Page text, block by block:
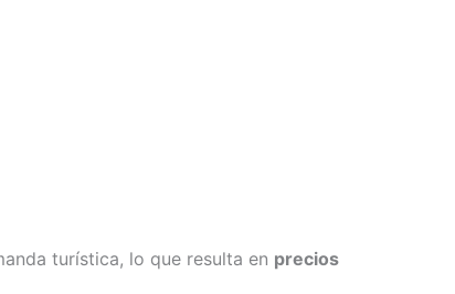
turística, lo que resulta en precios